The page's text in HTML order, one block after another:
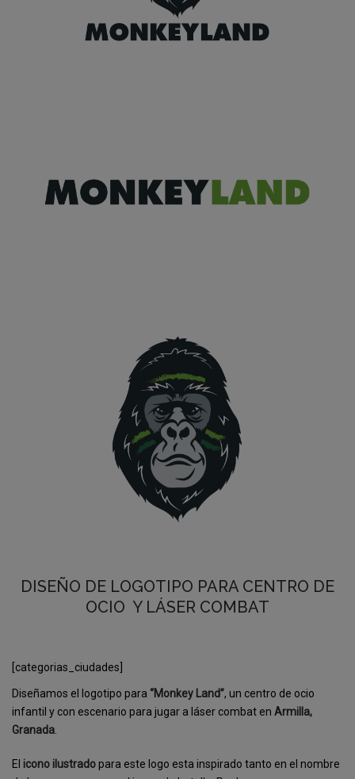
DISEÑO DE LOGOTIPO PARA CENTRO DE
OCIO Y LÁSER COMBAT
[categorias_ciudades]
Diseñamos el logotipo para “Monkey Land”, un centro de ocio
infantil y con escenario para jugar a láser combat en Armilla,
Granada
El icono ilustradopara este logo esta inspirado tanto en el nombre